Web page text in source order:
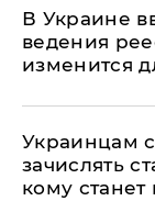
В Украине
ведения
изменится
Украинцам
зачислять
кому